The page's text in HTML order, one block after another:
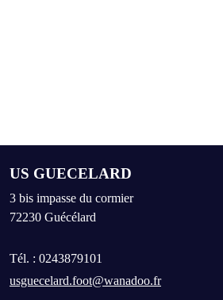
US GUECELARD
3 bis impasse du cormier
72230 Guécélard
Tél. : 0243879101
usguecelard.foot@wanadoo.fr